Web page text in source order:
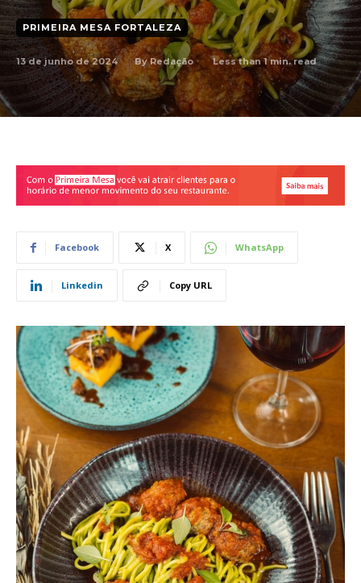
PRIMEIRA MESA FORTALEZA
13 de junho de 2024 By Redação Less than 1min. read
Facebook X WhatsApp
Linkedin Copy URL